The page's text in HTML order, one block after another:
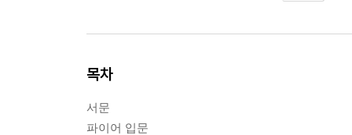
목차
서문
파이어 입문